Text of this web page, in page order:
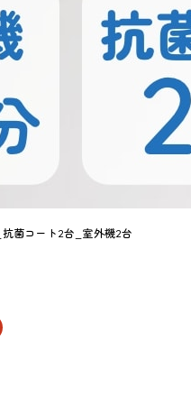
菌コート2台_室外機2台